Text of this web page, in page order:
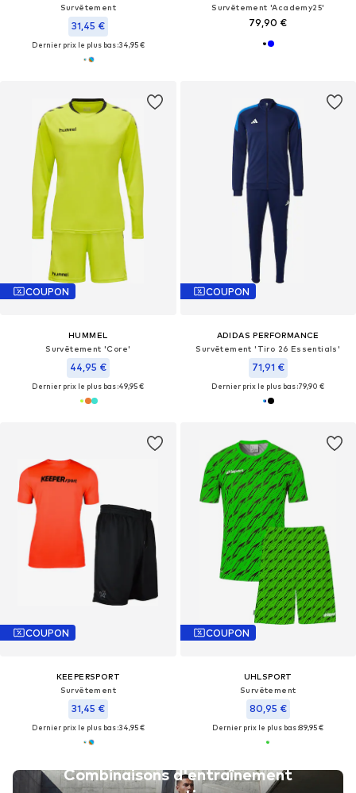
Survêtement
31,45 €
Dernier prix le plus bas :34,95 €
Survêtement 'Academy25'
79,90 €
COUPON
HUMMEL
Survêtement 'Core'
44,95 €
Dernier prix le plus bas :49,95 €
COUPON
ADIDAS PERFORMANCE
Survêtement 'Tiro 26 Essentials'
71,91 €
Dernier prix le plus bas :79,90 €
COUPON
KEEPERSPORT
Survêtement
31,45 €
Dernier prix le plus bas :34,95 €
Combinaisons d'entraînement
COUPON
UHLSPORT
Survêtement
80,95 €
Dernier prix le plus bas :89,95 €